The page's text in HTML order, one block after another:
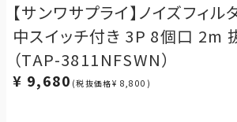
【サンワサプライ】ノイズフィ
中スイッチ付き 3P 8個口 2m
（TAP-3811NFSWN）
¥ 9,680 (税抜価格¥ 8,800)